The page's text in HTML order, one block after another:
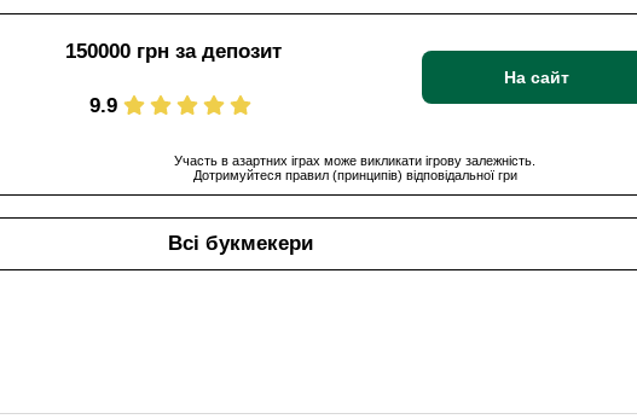
150000 грн за депозит
9.9
На сайт
Участь в азартних іграх може викликати ігрову залежність.
Дотримуйтеся правил (принципів) відповідальної гри
Всі букмекери